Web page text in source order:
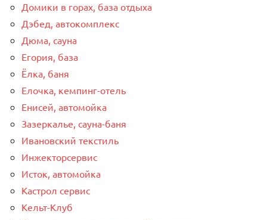
Домики в горах, база отдыха
Дэбед, автокомплекс
Дюма, сауна
Егория, база
Ёлка, баня
Елочка, кемпинг-отель
Енисей, автомойка
Зазеркалье, сауна-баня
Ивановский текстиль
Инжекторсервис
Исток, автомойка
Кастрол сервис
Кельт-Клуб